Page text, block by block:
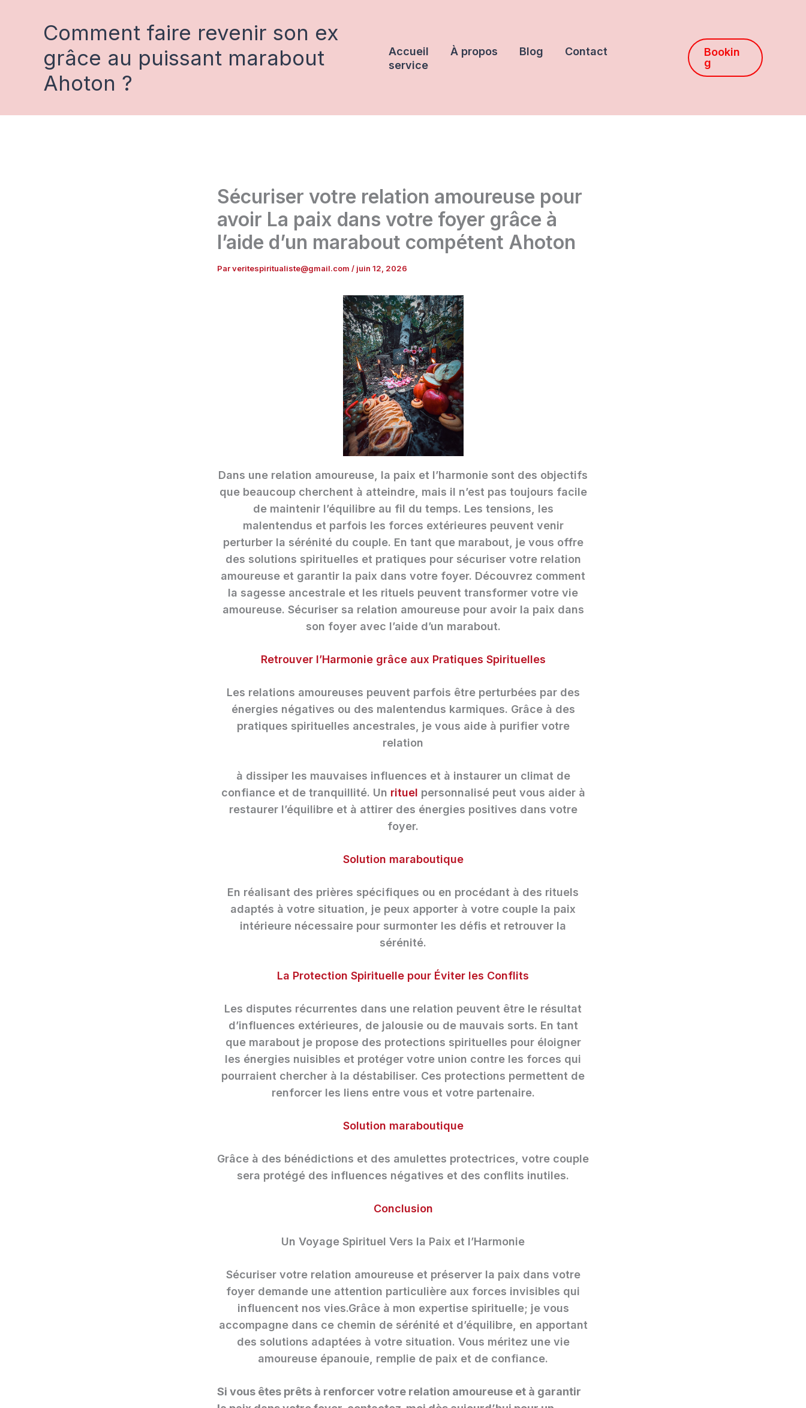
Comment faire revenir son ex
grâce au puissant marabout
Ahoton ?
Accueil À propos Blog
Contact
service
Bookin
g
Sécuriser votre relation amoureuse pour
avoir La paix dans votre foyer grâce à
l’aide d’un marabout compétent Ahoton
Parveritespiritualiste@gmail.com / juin 12, 2026
Dans une relation amoureuse, la paix et l’harmonie sont des objectifs
que beaucoup cherchent à atteindre, mais il n’est pas toujours facile
de maintenir l’équilibre au fil du temps. Les tensions, les
malentendus et parfois les forces extérieures peuvent venir
perturber la sérénité du couple. En tant que marabout, je vous offre
des solutions spirituelles et pratiques pour sécuriser votre relation
amoureuse et garantir la paix dans votre foyer. Découvrez comment
la sagesse ancestrale et les rituels peuvent transformer votre vie
amoureuse. Sécuriser sa relation amoureuse pour avoir la paix dans
son foyer avec l’aide d’un marabout.
Retrouver l’Harmonie grâce aux Pratiques Spirituelles
Les relations amoureuses peuvent parfois être perturbées par des
énergies négatives ou des malentendus karmiques. Grâce à des
pratiques spirituelles ancestrales, je vous aide à purifier votre
relation
à dissiper les mauvaises influences et à instaurer un climat de
confiance et de tranquillité. Un rituel personnalisé peut vous aider à
restaurer l’équilibre et à attirer des énergies positives dans votre
foyer.
Solution maraboutique
En réalisant des prières spécifiques ou en procédant à des rituels
adaptés à votre situation, je peux apporter à votre couple la paix
intérieure nécessaire pour surmonter les défis et retrouver la
sérénité.
La Protection Spirituelle pour Éviter les Conflits
Les disputes récurrentes dans une relation peuvent être le résultat
d’influences extérieures, de jalousie ou de mauvais sorts. En tant
que marabout je propose des protections spirituelles pour éloigner
les énergies nuisibles et protéger votre union contre les forces qui
pourraient chercher à la déstabiliser. Ces protections permettent de
renforcer les liens entre vous et votre partenaire.
Solution maraboutique
Grâce à des bénédictions et des amulettes protectrices, votre couple
sera protégé des influences négatives et des conflits inutiles.
Conclusion
Un Voyage Spirituel Vers la Paix et l’Harmonie
Sécuriser votre relation amoureuse et préserver la paix dans votre
foyer demande une attention particulière aux forces invisibles qui
influencent nos vies.Grâce à mon expertise spirituelle; je vous
accompagne dans ce chemin de sérénité et d’équilibre, en apportant
des solutions adaptées à votre situation. Vous méritez une vie
amoureuse épanouie, remplie de paix et de confiance.
Si vous êtes prêts à renforcer votre relation amoureuse et à garantir